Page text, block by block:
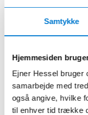
Samtykke
Hjemmesiden
Ejner Hessel bruger
samarbejde med
også angive, hvilke
til enhver tid trække
20% rabat
24 bilvaske
2 årlige